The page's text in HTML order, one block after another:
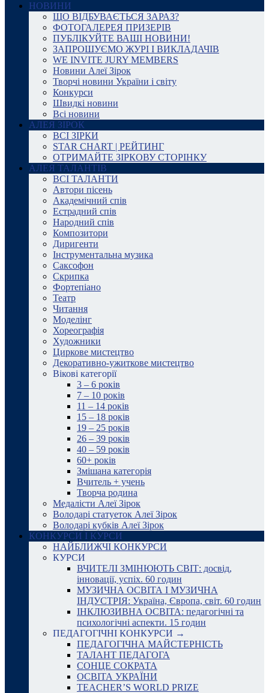
НОВИНИ
ЩО ВІДБУВАЄТЬСЯ ЗАРАЗ?
ФОТОГАЛЕРЕЯ ПРИЗЕРІВ
ПУБЛІКУЙТЕ ВАШІ НОВИНИ!
ЗАПРОШУЄМО ЖУРІ І ВИКЛАДАЧІВ
WE INVITE JURY MEMBERS
Новини Алеї Зірок
Творчі новини України і світу
Конкурси
Швидкі новини
Всі новини
АЛЕЯ ЗІРОК
ВСІ ЗІРКИ
STAR CHART | РЕЙТИНГ
ОТРИМАЙТЕ ЗІРКОВУ СТОРІНКУ
АЛЕЯ ТАЛАНТІВ
ВСІ ТАЛАНТИ
Автори пісень
Академічний спів
Естрадний спів
Народний спів
Композитори
Диригенти
Інструментальна музика
Саксофон
Скрипка
Фортепіано
Театр
Читання
Моделінг
Хореографія
Художники
Циркове мистецтво
Декоративно-ужиткове мистецтво
Вікові категорії
3 – 6 років
7 – 10 років
11 – 14 років
15 – 18 років
19 – 25 років
26 – 39 років
40 – 59 років
60+ років
Змішана категорія
Вчитель + учень
Творча родина
Медалісти Алеї Зірок
Володарі статуеток Алеї Зірок
Володарі кубків Алеї Зірок
КОНКУРСИ І КУРСИ
НАЙБЛИЖЧІ КОНКУРСИ
КУРСИ
ВЧИТЕЛІ ЗМІНЮЮТЬ СВІТ: досвід,
інновації, успіх. 60 годин
МУЗИЧНА ОСВІТА І МУЗИЧНА
ІНДУСТРІЯ: Україна, Європа, світ. 60 годин
ІНКЛЮЗИВНА ОСВІТА: педагогічні та
психологічні аспекти. 15 годин
ПЕДАГОГІЧНІ КОНКУРСИ →
ПЕДАГОГІЧНА МАЙСТЕРНІСТЬ
ТАЛАНТ ПЕДАГОГА
СОНЦЕ СОКРАТА
ОСВІТА УКРАЇНИ
TEACHER’S WORLD PRIZE